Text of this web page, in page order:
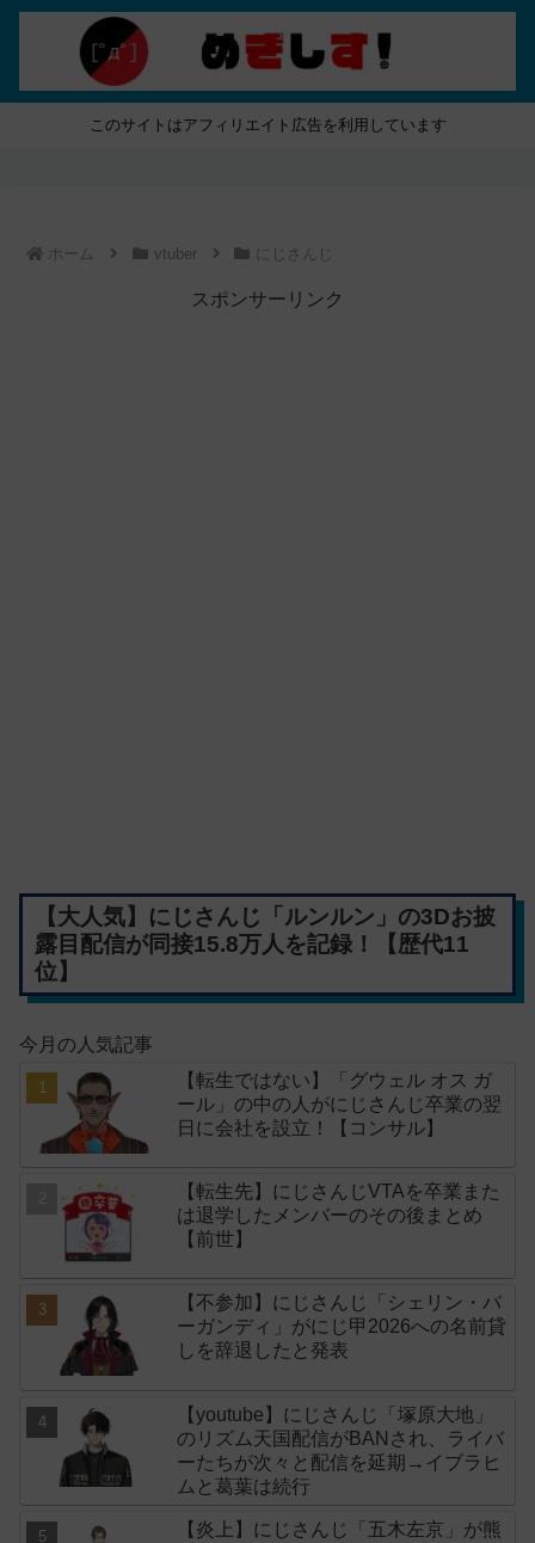
このサイトはアフィリエイト広告を利用しています
ホーム vtuber にじさんじ
スポンサーリンク
【大人気】にじさんじ「ルンルン」の3Dお披
露目配信が同接15.8万人を記録！【歴代11
位】
今月の人気記事
【転生ではない】「グウェル オス ガ
ール」の中の人がにじさんじ卒業の翌
日に会社を設立！【コンサル】
【転生先】にじさんじVTAを卒業また
は退学したメンバーのその後まとめ
【前世】
【不参加】にじさんじ「シェリン・バ
ーガンディ」がにじ甲2026への名前貸
しを辞退したと発表
【youtube】にじさんじ「塚原大地」
のリズム天国配信がBANされ、ライバ
ーたちが次々と配信を延期→イブラヒ
ムと葛葉は続行
【炎上】にじさんじ「五木左京」が熊